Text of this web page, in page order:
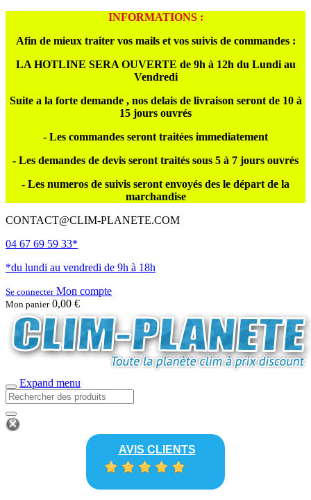
INFORMATIONS :
Afin de mieux traiter vos mails et vos suivis de commandes :
LA HOTLINE SERA OUVERTE de 9h à 12h du Lundi au
Vendredi
Suite a la forte demande , nos delais de livraison seront de 10 à
15 jours ouvrés
- Les commandes seront traitées immediatement
- Les demandes de devis seront traités sous 5 à 7 jours ouvrés
- Les numeros de suivis seront envoyés des le départ de la
marchandise
CONTACT@CLIM-PLANETE.COM
04 67 69 59 33*
*du lundi au vendredi de 9h à 18h
Se connecterMon compte
Mon panier 0,00 €
Expand menu
AVIS CLIENTS